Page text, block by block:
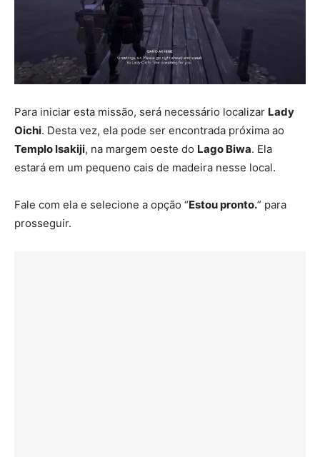
Para iniciar esta missão, será necessário localizar Lady
Oichi. Desta vez, ela pode ser encontrada próxima ao
Templo Isakiji, na margem oeste do Lago Biwa. Ela
estará em um pequeno cais de madeira nesse local.
Fale com ela e selecione a opção “Estou pronto.” para
prosseguir.